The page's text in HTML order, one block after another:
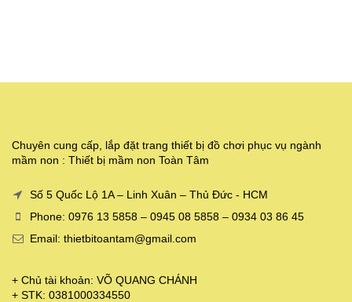
Chuyên cung cấp, lắp đặt trang thiết bị đồ chơi phục vụ ngành
mầm non : Thiết bị mầm non Toàn Tâm
Số 5 Quốc Lộ 1A – Linh Xuân – Thủ Đức - HCM
Phone: 0976 13 5858 – 0945 08 5858 – 0934 03 86 45
Email: thietbitoantam@gmail.com
+ Chủ tài khoản: VÕ QUANG CHÁNH
+ STK: 0381000334550